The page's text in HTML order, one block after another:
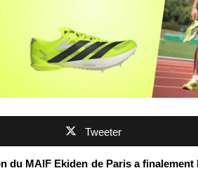
Tweeter
du MAIF Ekiden de Paris a